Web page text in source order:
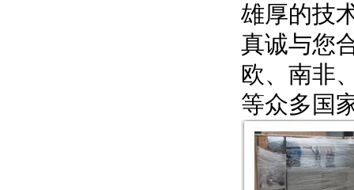
雄厚的技
真诚与您
欧、南非
等众多国